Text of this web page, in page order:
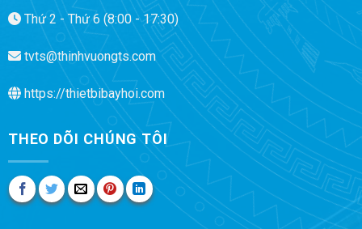
Thứ 2 - Thứ 6 (8:00 - 17:30)
tvts@thinhvuongts.com
https://thietbibayhoi.com
THEO DÕI CHÚNG TÔI